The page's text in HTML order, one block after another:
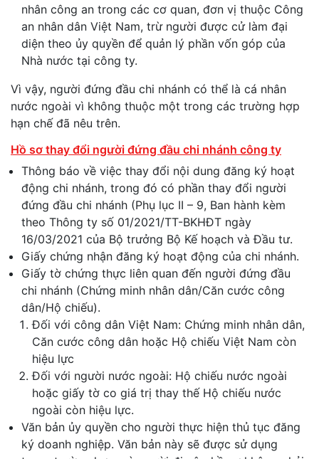
nhân công an trong các cơ quan, đơn vị thuộc Công
an nhân dân Việt Nam, trừ người được cử làm đại
diện theo ủy quyền để quản lý phần vốn góp của
Nhà nước tại công ty.
Vì vậy, người đứng đầu chi nhánh có thể là cá nhân
nước ngoài vì không thuộc một trong các trường hợp
hạn chế đã nêu trên.
Hồ sơ thay đổi người đứng đầu chi nhánh công ty
Thông báo về việc thay đổi nội dung đăng ký hoạt
động chi nhánh, trong đó có phần thay đổi người
đứng đầu chi nhánh (Phụ lục II – 9, Ban hành kèm
theo Thông ty số 01/2021/TT-BKHĐT ngày
16/03/2021 của Bộ trưởng Bộ Kế hoạch và Đầu tư.
Giấy chứng nhận đăng ký hoạt động của chi nhánh.
Giấy tờ chứng thực liên quan đến người đứng đầu
chi nhánh (Chứng minh nhân dân/Căn cước công
dân/Hộ chiếu).
Đối với công dân Việt Nam: Chứng minh nhân dân,
Căn cước công dân hoặc Hộ chiếu Việt Nam còn
hiệu lực
Đối với người nước ngoài: Hộ chiếu nước ngoài
hoặc giấy tờ co giá trị thay thế Hộ chiếu nước
ngoài còn hiệu lực.
Văn bản ủy quyền cho người thực hiện thủ tục đăng
ký doanh nghiệp. Văn bản này sẽ được sử dụng